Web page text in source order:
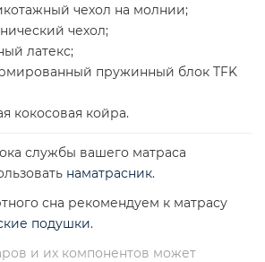
чехол на молнии;
чехол;
латекс;
пружинный блок TFK
кокосовая койра.
службы вашего матраса
наматрасник.
сна рекомендуем к матрасу
подушки.
и их компонентов может